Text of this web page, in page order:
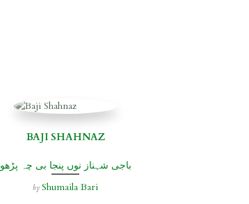
BAJI SHAHNAZ
باجی شہناز نوں پنجا بی چہ پڑھو
byShumaila Bari